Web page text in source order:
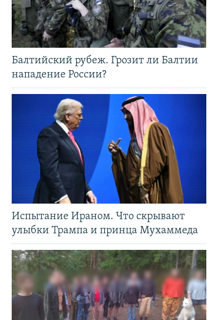
Балтийский рубеж. Грозит ли Балтии
нападение России?
Испытание Ираном. Что скрывают
улыбки Трампа и принца Мухаммеда